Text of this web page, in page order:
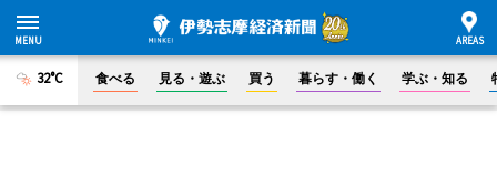
32°C 食べる 見る・遊ぶ 買う 暮らす・働く 学ぶ・知る